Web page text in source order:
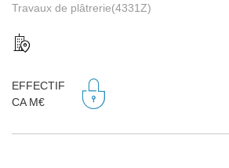
Travaux de plâtrerie(4331Z)
EFFECTIF
CA M€